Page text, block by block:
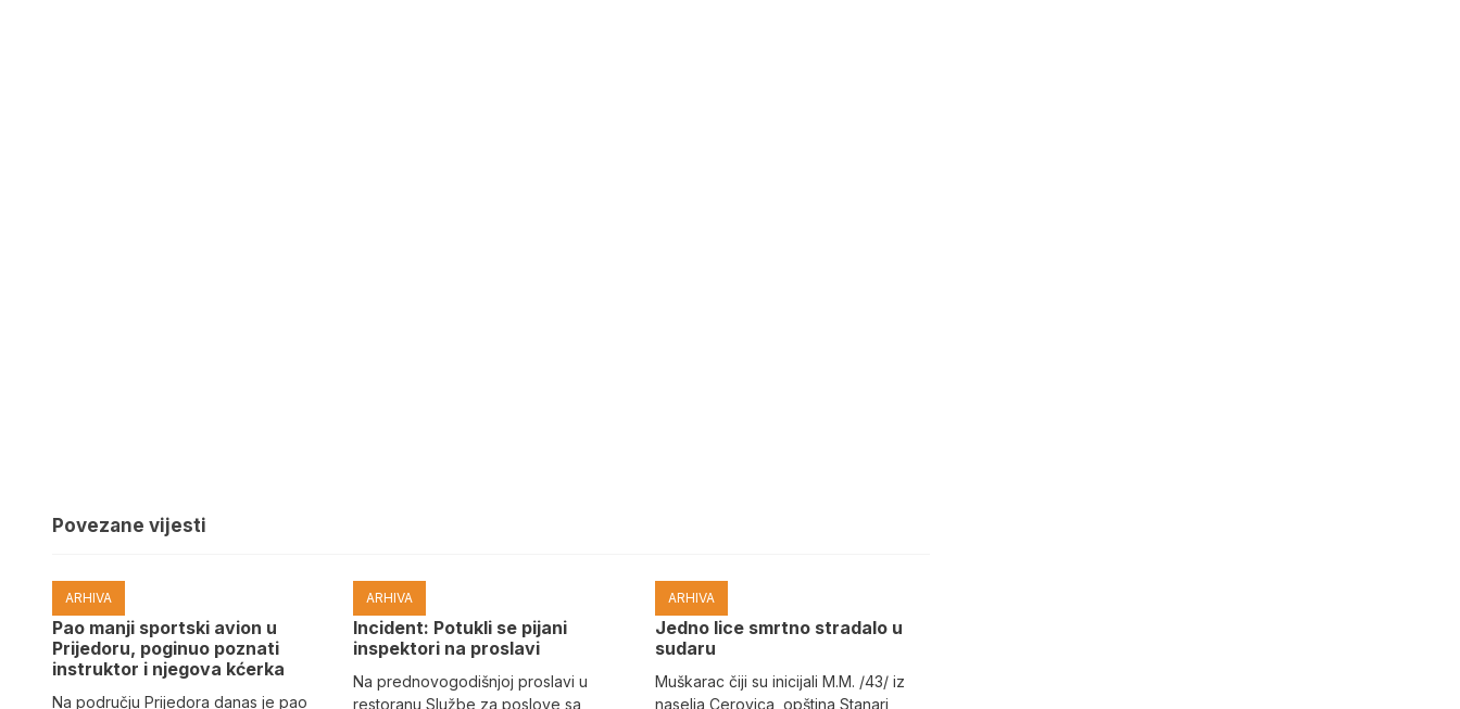
Povezane vijesti
ARHIVA
Pao manji sportski avion u
Prijedoru, poginuo poznati
instruktor i njegova kćerka
Na području Prijedora danas je pao
ARHIVA
Incident: Potukli se pijani
inspektori na proslavi
Na prednovogodišnjoj proslavi u
restoranu Službe za poslove sa
ARHIVA
Јedno lice smrtno stradalo u
sudaru
Muškarac čiji su inicijali M.M. /43/ iz
naselja Cerovica, opština Stanari,